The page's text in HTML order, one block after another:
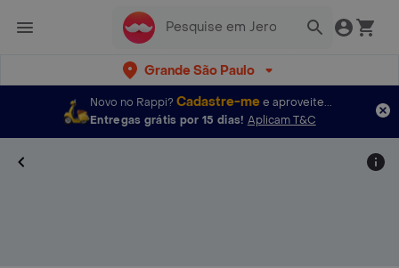
Grande São Paulo
Novo no Rappi? Cadastre-mee aproveite...
Entregas grátis por 15 dias! Aplicam T&C